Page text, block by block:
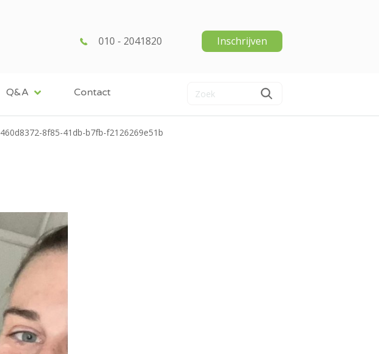
010 - 2041820 Inschrijven
Q&A Contact
460d8372-8f85-41db-b7fb-f2126269e51b